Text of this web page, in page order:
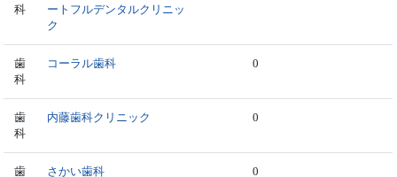
科
ートフルデンタルクリニッ
ク
歯
科
コーラル歯科 0
歯
科
内藤歯科クリニック 0
歯
さかい歯科 0